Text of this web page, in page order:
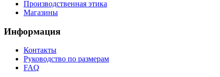
Производственная этика
Магазины
Информация
Контакты
Руководство по размерам
FAQ